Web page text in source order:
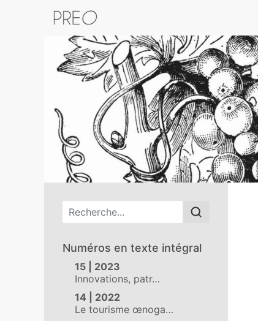
Menu principal
Numéros en texte intégral
15 | 2023
Innovations, patr…
14 | 2022
Le tourisme œnoga…